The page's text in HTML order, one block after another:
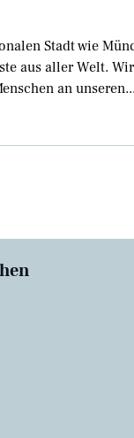
Stadt wie
aus aller Welt.
an unseren...